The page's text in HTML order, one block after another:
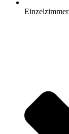
Einzelzimmer